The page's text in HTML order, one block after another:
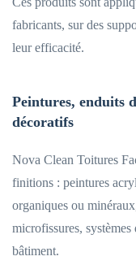
fabricants, sur des
leur efficacité.
Peintures, enduits
décoratifs
Nova Clean Toitures
finitions : peintures
organiques ou
microfissures,
bâtiment.